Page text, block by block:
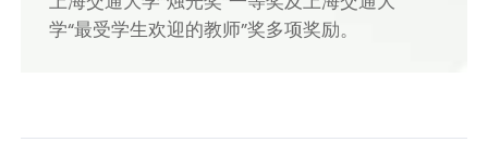
学“最受学生欢迎的教师”奖多项奖励。